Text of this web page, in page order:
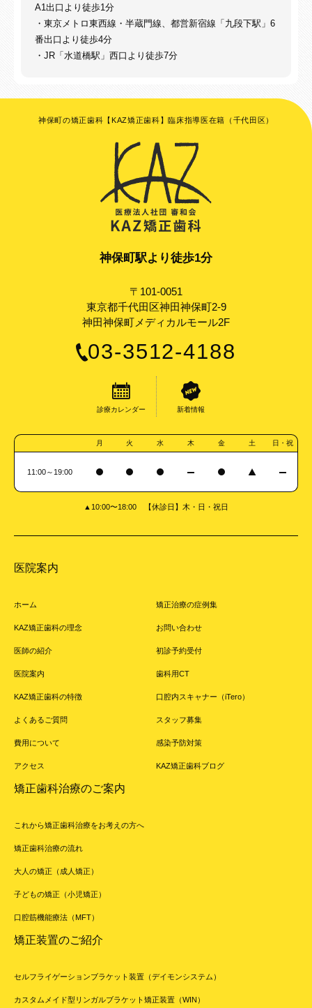
A1出口より徒歩1分
・東京メトロ東西線・半蔵門線、都営新宿線「九段下駅」6
番出口より徒歩4分
・JR「水道橋駅」西口より徒歩7分
神保町の矯正歯科【KAZ矯正歯科】臨床指導医在籍（千代田区）
神保町駅より徒歩1分
〒101-0051
東京都千代田区神田神保町2-9
神田神保町メディカルモール2F
03-3512-4188
診療カレンダー 新着情報
月 火 水 木 金 土 日・祝
11:00～19:00
▲10:00〜18:00 【休診日】木・日・祝日
医院案内
ホーム
KAZ矯正歯科の理念
医師の紹介
医院案内
KAZ矯正歯科の特徴
よくあるご質問
費用について
アクセス
矯正治療の症例集
お問い合わせ
初診予約受付
歯科用CT
口腔内スキャナー（iTero）
スタッフ募集
感染予防対策
KAZ矯正歯科ブログ
矯正歯科治療のご案内
これから矯正歯科治療をお考えの方へ
矯正歯科治療の流れ
大人の矯正（成人矯正）
子どもの矯正（小児矯正）
口腔筋機能療法（MFT）
矯正装置のご紹介
セルフライゲーションブラケット装置（デイモンシステム）
カスタムメイド型リンガルブラケット矯正装置（WIN）